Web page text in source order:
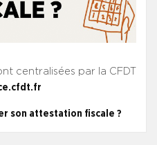
centralisées par la CFDT
son attestation fiscale ?